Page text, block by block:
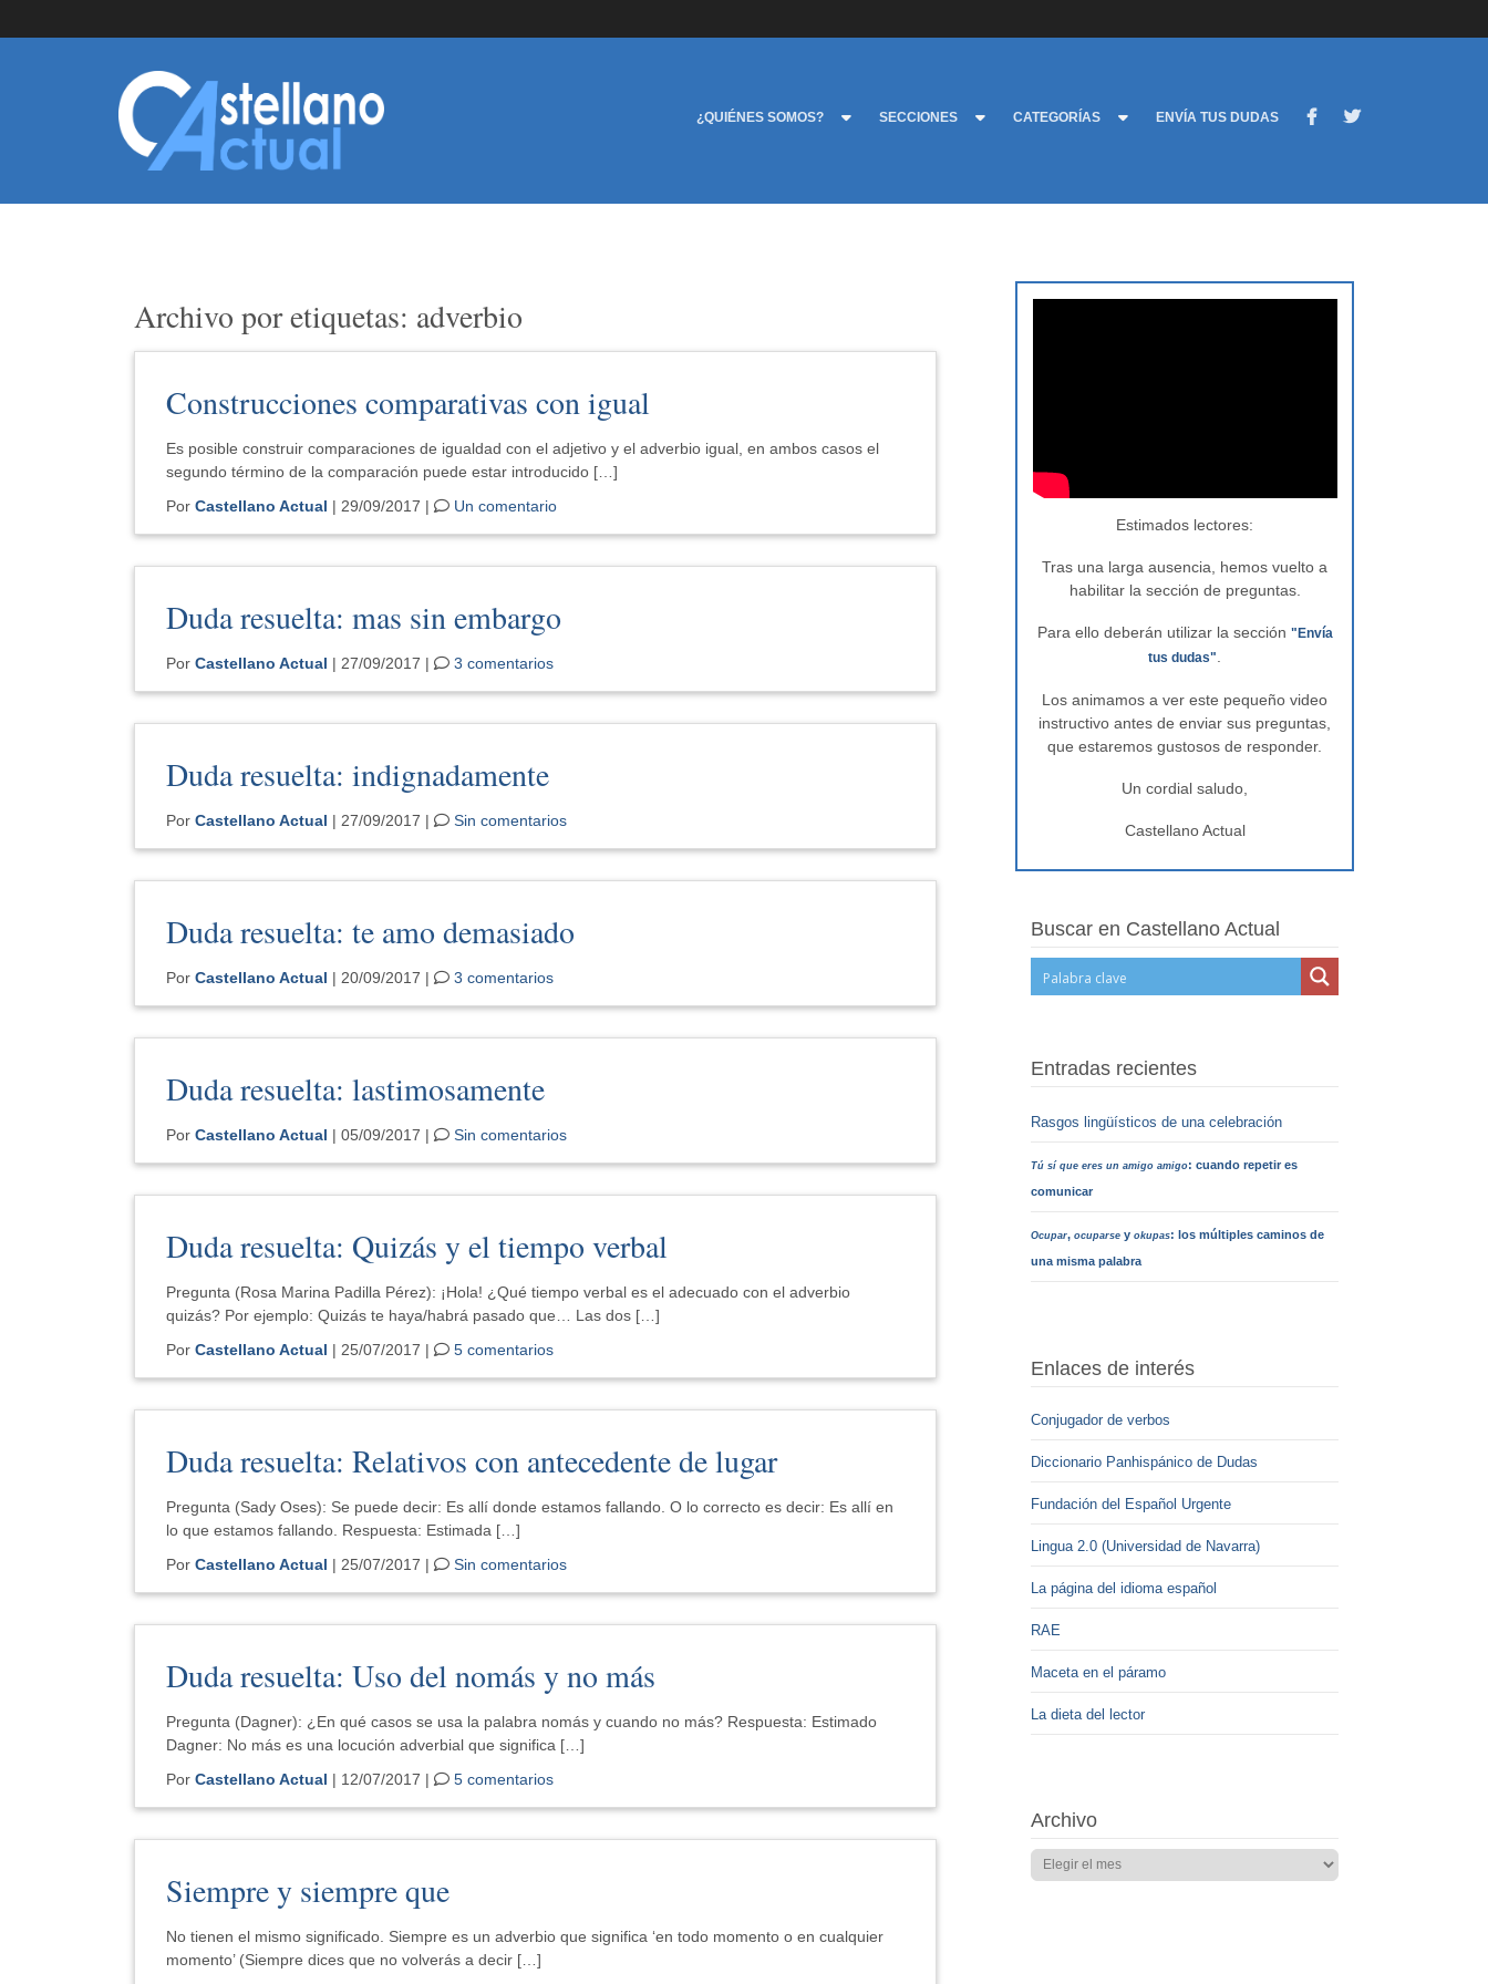
¿QUIÉNES SOMOS? SECCIONES CATEGORÍAS ENVÍA TUS DUDAS
Archivo por etiquetas: adverbio
Construcciones comparativas con igual
Es posible construir comparaciones de igualdad con el adjetivo y el adverbio igual, en ambos casos el
segundo término de la comparación puede estar introducido […]
Por Castellano Actual | 29/09/2017 | Un comentario
Duda resuelta: mas sin embargo
Por Castellano Actual | 27/09/2017 | 3 comentarios
Duda resuelta: indignadamente
Por Castellano Actual | 27/09/2017 | Sin comentarios
Duda resuelta: te amo demasiado
Por Castellano Actual | 20/09/2017 | 3 comentarios
Duda resuelta: lastimosamente
Por Castellano Actual | 05/09/2017 | Sin comentarios
Duda resuelta: Quizás y el tiempo verbal
Pregunta (Rosa Marina Padilla Pérez): ¡Hola! ¿Qué tiempo verbal es el adecuado con el adverbio
quizás? Por ejemplo: Quizás te haya/habrá pasado que… Las dos […]
Por Castellano Actual | 25/07/2017 | 5 comentarios
Duda resuelta: Relativos con antecedente de lugar
Pregunta (Sady Oses): Se puede decir: Es allí donde estamos fallando. O lo correcto es decir: Es allí en
lo que estamos fallando. Respuesta: Estimada […]
Por Castellano Actual | 25/07/2017 | Sin comentarios
Duda resuelta: Uso del nomás y no más
Pregunta (Dagner): ¿En qué casos se usa la palabra nomás y cuando no más? Respuesta: Estimado
Dagner: No más es una locución adverbial que significa […]
Por Castellano Actual | 12/07/2017 | 5 comentarios
Siempre y siempre que
No tienen el mismo significado. Siempre es un adverbio que significa ‘en todo momento o en cualquier
momento’ (Siempre dices que no volverás a decir […]
Estimados lectores:
Tras una larga ausencia, hemos vuelto a
habilitar la sección de preguntas.
Para ello deberán utilizar la sección "Envía
tus dudas"
Los animamos a ver este pequeño video
instructivo antes de enviar sus preguntas,
que estaremos gustosos de responder.
Un cordial saludo,
Castellano Actual
Buscar en Castellano Actual
Entradas recientes
Rasgos lingüísticos de una celebración
Tú sí que eres un amigo amigo: cuando repetir es
comunicar
Ocupar, ocuparsey okupas: los múltiples caminos de
una misma palabra
Enlaces de interés
Conjugador de verbos
Diccionario Panhispánico de Dudas
Fundación del Español Urgente
Lingua 2.0 (Universidad de Navarra)
La página del idioma español
RAE
Maceta en el páramo
La dieta del lector
Archivo